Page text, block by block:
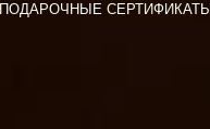
ПОДАРОЧНЫЕ СЕРТИФИКАТЫ